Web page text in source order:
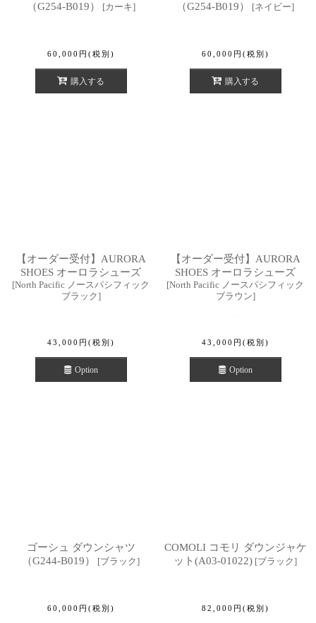
（G254-B019）
[カーキ]
60,000 円 (税別)
購入する
（G254-B019）
[ネイビー]
60,000 円 (税別)
購入する
【オーダー受付】AURORA
SHOES オーロラシューズ
[North Pacific ノースパシフィック
ブラック]
43,000 円 (税別)
Option
【オーダー受付】AURORA
SHOES オーロラシューズ
[North Pacific ノースパシフィック
ブラウン]
43,000 円 (税別)
Option
ゴーシュ ダウンシャツ
（G244-B019）
[ブラック]
60,000 円 (税別)
COMOLI コモリ ダウンジャケ
ット(A03-01022) [ブラック]
82,000 円 (税別)